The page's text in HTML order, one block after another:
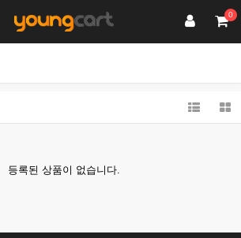
0
등록된 상품이 없습니다.